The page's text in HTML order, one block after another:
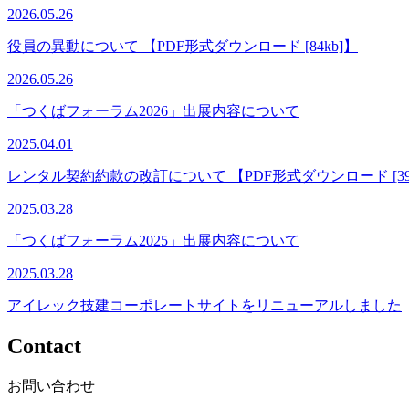
2026.05.26
役員の異動について 【PDF形式ダウンロード [84kb]】
2026.05.26
「つくばフォーラム2026」出展内容について
2025.04.01
レンタル契約約款の改訂について 【PDF形式ダウンロード
2025.03.28
「つくばフォーラム2025」出展内容について
2025.03.28
アイレック技建コーポレートサイトをリニューアルしました
Contact
お問い合わせ